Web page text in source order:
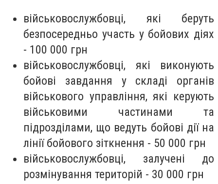
військовослужбовці, які беруть
безпосередньо участь у бойових діях
- 100 000 грн
військовослужбовці, які виконують
бойові завдання у складі органів
військового управління, які керують
військовими частинами та
підрозділами, що ведуть бойові дії на
лінії бойового зіткнення - 50 000 грн
військовослужбовці, залучені до
розмінування територій - 30 000 грн